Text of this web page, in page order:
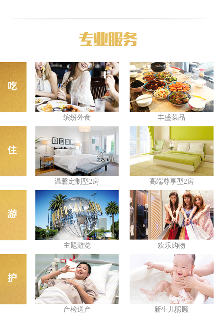
缤纷外食 丰盛菜品
温馨定制型2房 高端尊享型2房
主题游览 欢乐购物
产检送产 新生儿照顾